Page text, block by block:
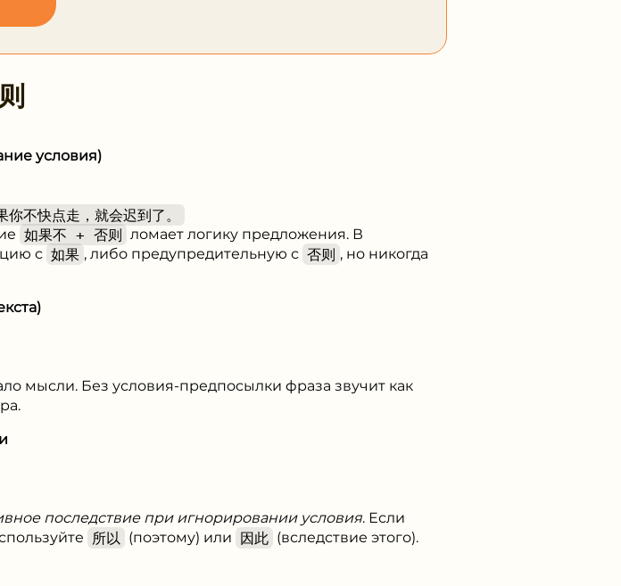
условия)
你不快点走，就会迟到了。
如果不 + 否则 ломает логику предложения. В
с 如果 , либо предупредительную с 否则 , но никогда
мысли. Без условия-предпосылки фраза звучит как
последствие при игнорировании условия. Если
所以 (поэтому) или 因此 (вследствие этого).